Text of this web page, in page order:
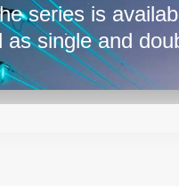
series is
single and
metal case.